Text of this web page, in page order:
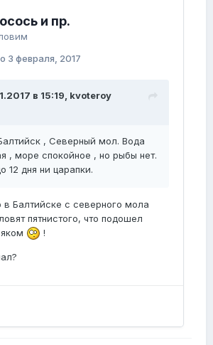
и пр.
3 февраля, 2017
в 15:19, kvoteroy
, Северный мол. Вода
, море спокойное , но рыбы нет.
12 дня ни царапки.
в Балтийске с северного мола
пятнистого, что подошел
!